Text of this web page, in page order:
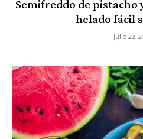
Semifreddo de pistacho
helado fácil
julio 22,